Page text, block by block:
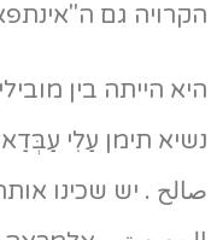
גם ה"אינתפאדה
הייתה בין
תימן עַלִי
. יש שכינו אותה